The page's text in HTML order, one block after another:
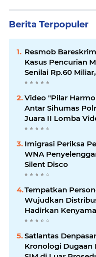
Berita Terpopuler
Resmob
Kasus Pencurian
Senilai Rp.60
Tersangka
Video "Pilar
Antar Sihumas
Juara II Lomba
Hari Bhayangkara
Imigrasi Periksa
WNA
Silent Disco
‎Tempatkan
Wujudkan
Hadirkan
Masyarakat
Satlantas
Kronologi Dugaan